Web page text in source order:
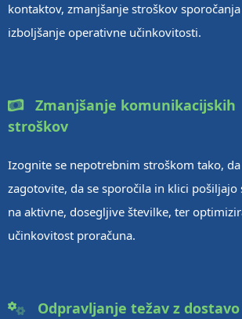
kontaktov, zmanjšanje stroškov
izboljšanje operativne učinkovitosti.
Zmanjšanje komunikacijskih
stroškov
Izognite se nepotrebnim stroškom tako, da
zagotovite, da se sporočila in klici pošiljajo
na aktivne, dosegljive številke, ter
učinkovitost proračuna.
Odpravljanje težav z dostavo